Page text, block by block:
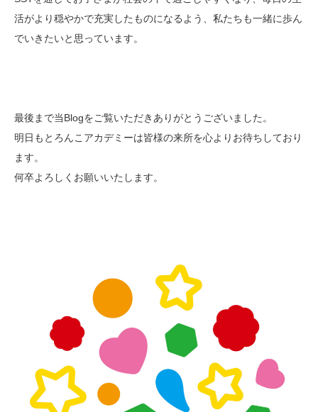
活がより穏やかで充実したものになるよう、私たちも一緒に歩ん
でいきたいと思っています。
最後まで当Blogをご覧いただきありがとうございました。
明日もとろんこアカデミーは皆様の来所を心よりお待ちしており
ます。
何卒よろしくお願いいたします。